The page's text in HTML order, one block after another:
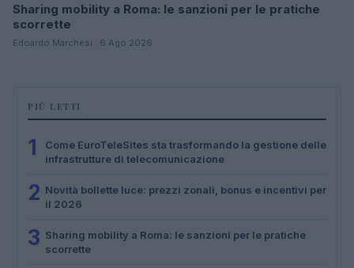
Sharing mobility a Roma: le sanzioni per le pratiche
scorrette
Edoardo Marchesi · 6 Ago 2026
PIÙ LETTI
1
Come EuroTeleSites sta trasformando la gestione delle
infrastrutture di telecomunicazione
2 Novità bollette luce: prezzi zonali, bonus e incentivi per
il 2026
3 Sharing mobility a Roma: le sanzioni per le pratiche
scorrette